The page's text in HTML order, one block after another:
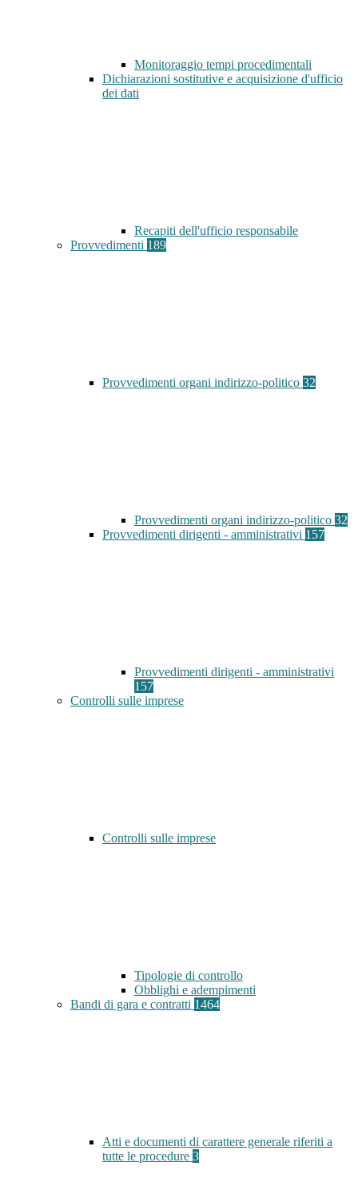
Monitoraggio tempi procedimentali
Dichiarazioni sostitutive e acquisizione d'ufficio
dei dati
Recapiti dell'ufficio responsabile
Provvedimenti 189
Provvedimenti organi indirizzo-politico 32
Provvedimenti organi indirizzo-politico 32
Provvedimenti dirigenti - amministrativi 157
Provvedimenti dirigenti - amministrativi
157
Controlli sulle imprese
Controlli sulle imprese
Tipologie di controllo
Obblighi e adempimenti
Bandi di gara e contratti 1464
Atti e documenti di carattere generale riferiti a
tutte le procedure 3